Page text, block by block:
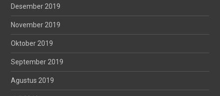
Desember 2019
November 2019
Oktober 2019
September 2019
Agustus 2019